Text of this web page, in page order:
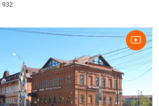
932